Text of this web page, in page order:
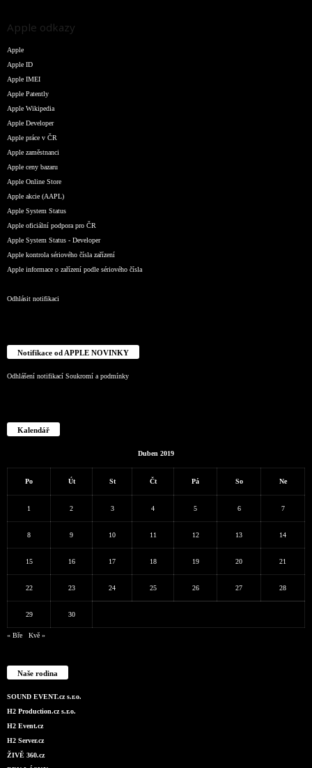
Apple odkazy
Apple
Apple ID
Apple IMEI
Apple Patently
Apple Wikipedia
Apple Developer
Apple práce v ČR
Apple zaměstnanci
Apple ceny bazaru
Apple Online Store
Apple akcie (AAPL)
Apple System Status
Apple oficiální podpora pro ČR
Apple System Status - Developer
Apple kontrola sériového čísla zařízení
Apple informace o zařízení podle sériového čísla
Odhlásit notifikaci
Notifikace od APPLE NOVINKY
Odhlášení notifikací Soukromí a podmínky
Kalendář
Duben 2019
Po Út St Čt Pá So Ne
1 2 3 4 5 6 7
8 9 10 11 12 13 14
15 16 17 18 19 20 21
22 23 24 25 26 27 28
29 30
« Bře Kvě »
Naše rodina
SOUND EVENT.cz s.r.o.
H2 Production.cz s.r.o.
H2 Event.cz
H2 Server.cz
ŽIVĚ 360.cz